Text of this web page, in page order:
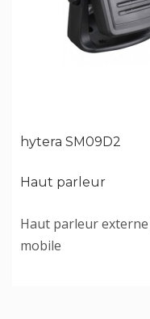
hytera SM09D2
Haut parleur
Haut parleur
mobile